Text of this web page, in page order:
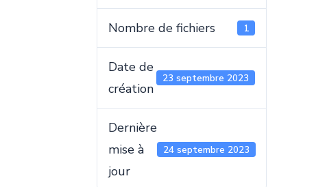
Nombre de fichiers 1
Date de
création
23 septembre 2023
Dernière
mise à
jour
24 septembre 2023